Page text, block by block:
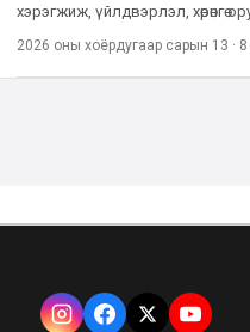
хэрэгжиж, үйлдвэрлэл, хөрөнгө
2026 оны хоёрдугаар сарын 13 ·